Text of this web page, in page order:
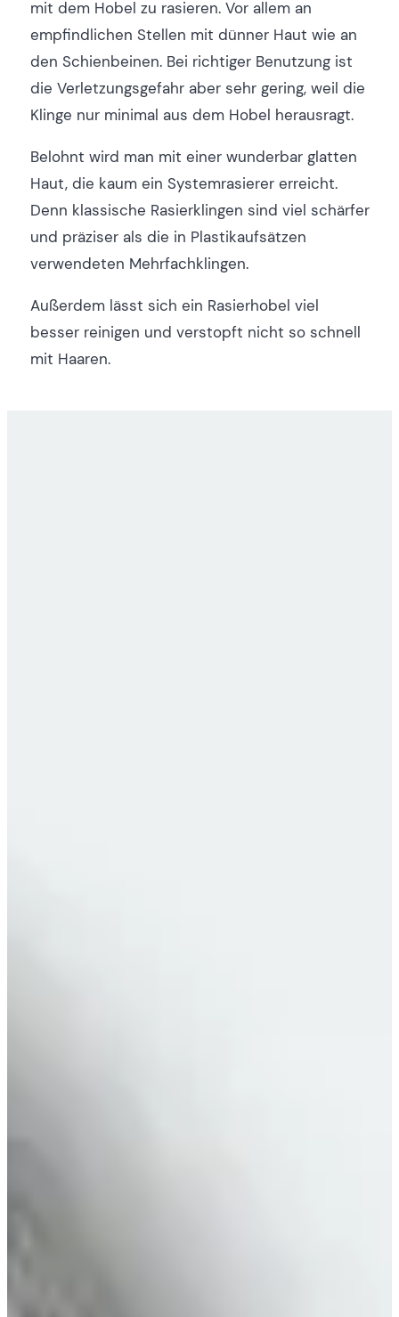
mit dem Hobel zu rasieren. Vor allem an
empfindlichen Stellen mit dünner Haut wie an
den Schienbeinen. Bei richtiger Benutzung ist
die Verletzungsgefahr aber sehr gering, weil die
Klinge nur minimal aus dem Hobel herausragt.
Belohnt wird man mit einer wunderbar glatten
Haut, die kaum ein Systemrasierer erreicht.
Denn klassische Rasierklingen sind viel schärfer
und präziser als die in Plastikaufsätzen
verwendeten Mehrfachklingen.
Außerdem lässt sich ein Rasierhobel viel
besser reinigen und verstopft nicht so schnell
mit Haaren.